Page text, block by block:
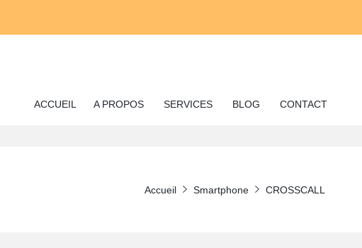
ACCUEIL A PROPOS SERVICES BLOG CONTACT
Accueil Smartphone CROSSCALL